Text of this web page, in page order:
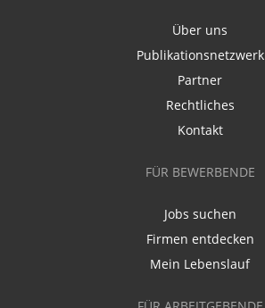
Über uns
Publikationsnetzwerk
Partner
Rechtliches
Kontakt
FÜR BEWERBENDE
Jobs suchen
Firmen entdecken
Mein Lebenslauf